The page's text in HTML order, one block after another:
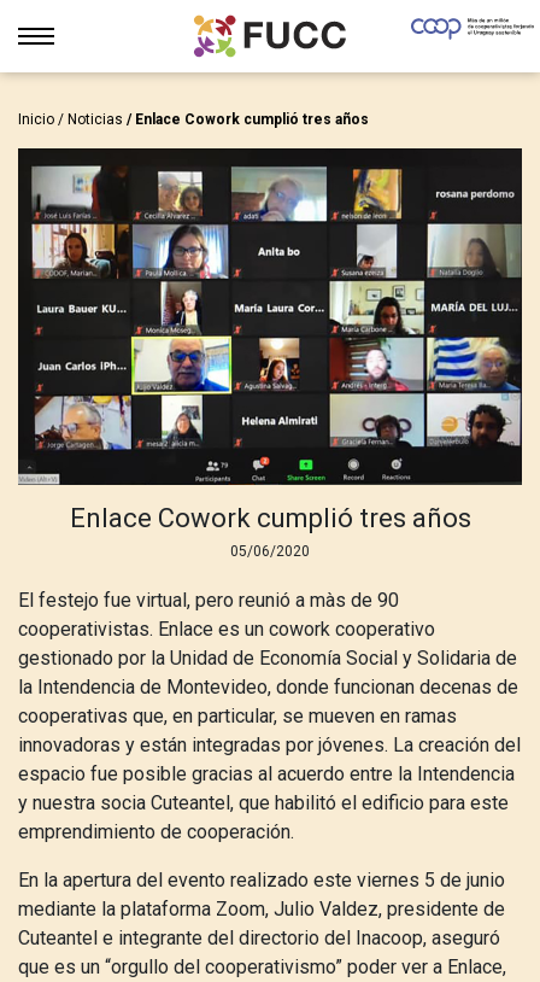
Inicio / Noticias / Enlace Cowork cumplió tres años
Enlace Cowork cumplió tres años
05/06/2020
El festejo fue virtual, pero reunió a màs de 90
cooperativistas. Enlace es un cowork cooperativo
gestionado por la Unidad de Economía Social y Solidaria de
la Intendencia de Montevideo, donde funcionan decenas de
cooperativas que, en particular, se mueven en ramas
innovadoras y están integradas por jóvenes. La creación del
espacio fue posible gracias al acuerdo entre la Intendencia
y nuestra socia Cuteantel, que habilitó el edificio para este
emprendimiento de cooperación.
En la apertura del evento realizado este viernes 5 de junio
mediante la plataforma Zoom, Julio Valdez, presidente de
Cuteantel e integrante del directorio del Inacoop, aseguró
que es un “orgullo del cooperativismo” poder ver a Enlace,